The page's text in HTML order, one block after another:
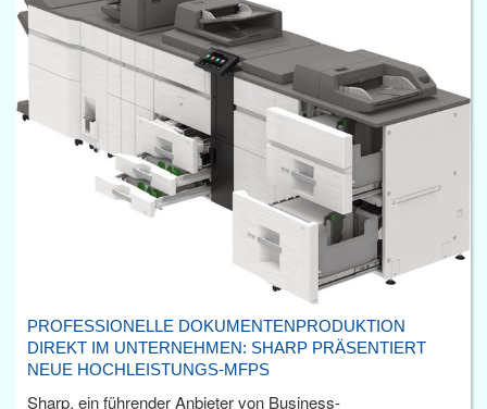
PROFESSIONELLE DOKUMENTENPRODUKTION
DIREKT IM UNTERNEHMEN: SHARP PRÄSENTIERT
NEUE HOCHLEISTUNGS-MFPS
Sharp, ein führender Anbieter von Business-